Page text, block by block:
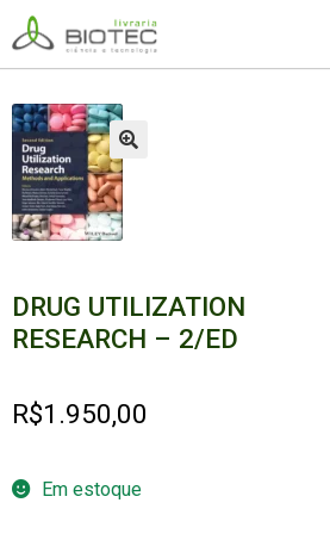
Pular
para
navegação
Pular
para
o
conteúdo
🔍
DRUG UTILIZATION
RESEARCH – 2/ED
R$1.950,00
Em estoque